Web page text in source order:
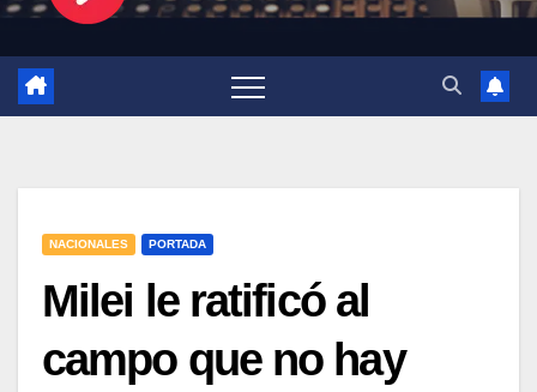
NACIONALES PORTADA
Milei le ratificó al
campo que no hay